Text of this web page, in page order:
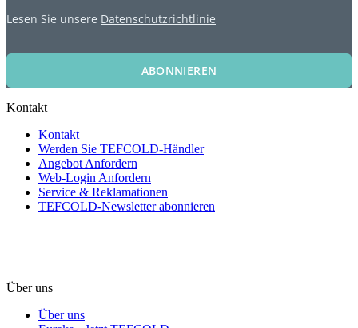
Lesen Sie unsere Datenschutzrichtlinie
ABONNIEREN
Kontakt
Kontakt
Werden Sie TEFCOLD-Händler
Angebot Anfordern
Web-Login Anfordern
Service & Reklamationen
TEFCOLD-Newsletter abonnieren
Über uns
Über uns